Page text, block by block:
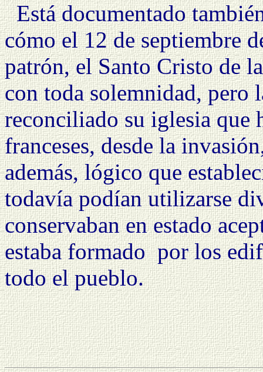
Está documentado
cómo el 12 de septiembre
patrón, el Santo Cristo de
con toda solemnidad, pero
reconciliado su iglesia que
franceses, desde la
además, lógico que
todavía podían utilizarse
conservaban en estado
estaba formado por los
todo el pueblo.